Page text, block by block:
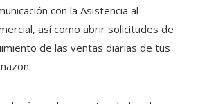
con la Asistencia al
así como abrir solicitudes de
de las ventas diarias de tus